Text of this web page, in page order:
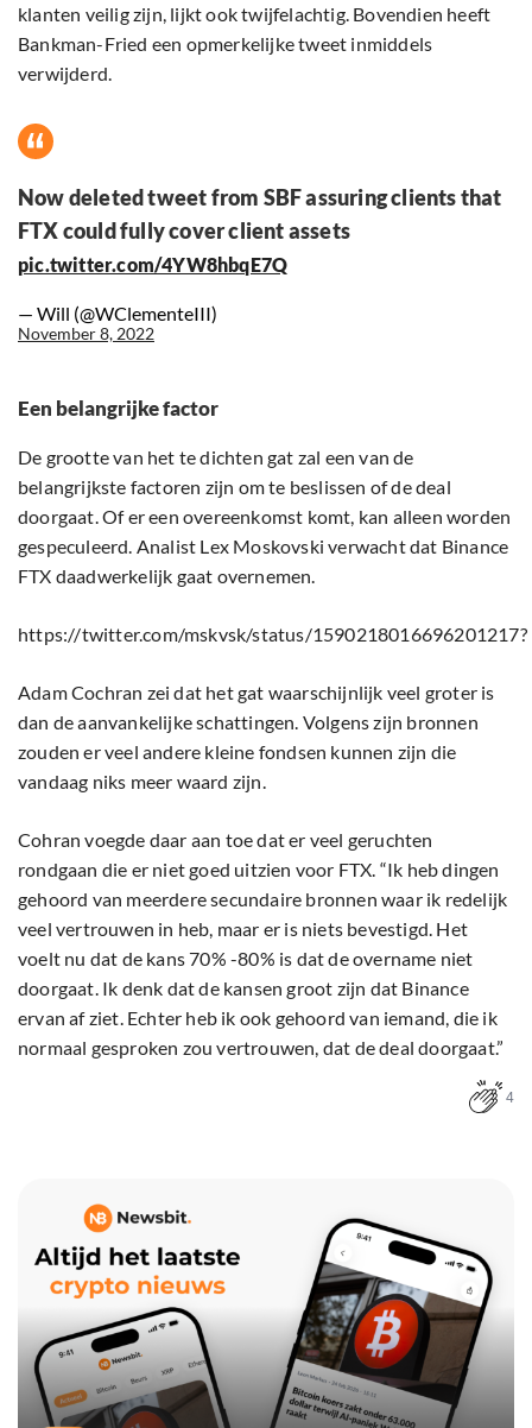
klanten veilig zijn, lijkt ook twijfelachtig. Bovendien heeft
Bankman-Fried een opmerkelijke tweet inmiddels
verwijderd.
Now deleted tweet from SBF assuring clients that
FTX could fully cover client assets
pic.twitter.com/4YW8hbqE7Q
— Will (@WClementeIII)
November 8, 2022
Een belangrijke factor
De grootte van het te dichten gat zal een van de
belangrijkste factoren zijn om te beslissen of de deal
doorgaat. Of er een overeenkomst komt, kan alleen worden
gespeculeerd. Analist Lex Moskovski verwacht dat Binance
FTX daadwerkelijk gaat overnemen.
https://twitter.com/mskvsk/status/1590218016696201217?
Adam Cochran zei dat het gat waarschijnlijk veel groter is
dan de aanvankelijke schattingen. Volgens zijn bronnen
zouden er veel andere kleine fondsen kunnen zijn die
vandaag niks meer waard zijn.
Cohran voegde daar aan toe dat er veel geruchten
rondgaan die er niet goed uitzien voor FTX. “Ik heb dingen
gehoord van meerdere secundaire bronnen waar ik redelijk
veel vertrouwen in heb, maar er is niets bevestigd. Het
voelt nu dat de kans 70% -80% is dat de overname niet
doorgaat. Ik denk dat de kansen groot zijn dat Binance
ervan af ziet. Echter heb ik ook gehoord van iemand, die ik
normaal gesproken zou vertrouwen, dat de deal doorgaat.”
4